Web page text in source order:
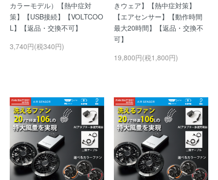
カラーモデル）【熱中症対
策】【USB接続】【VOLTCOO
L】【返品・交換不可】
3,740円(税340円)
きウェア】【熱中症対策】
【エアセンサー】【動作時間
最大20時間】【返品・交換不
可】
19,800円(税1,800円)